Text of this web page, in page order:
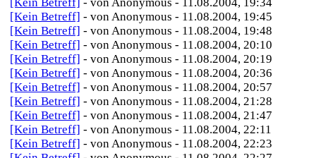
[Kein Betreff] - von Anonymous - 11.08.2004, 19:45
[Kein Betreff] - von Anonymous - 11.08.2004, 19:48
[Kein Betreff] - von Anonymous - 11.08.2004, 20:10
[Kein Betreff] - von Anonymous - 11.08.2004, 20:19
[Kein Betreff] - von Anonymous - 11.08.2004, 20:36
[Kein Betreff] - von Anonymous - 11.08.2004, 20:57
[Kein Betreff] - von Anonymous - 11.08.2004, 21:28
[Kein Betreff] - von Anonymous - 11.08.2004, 21:47
[Kein Betreff] - von Anonymous - 11.08.2004, 22:11
[Kein Betreff] - von Anonymous - 11.08.2004, 22:23